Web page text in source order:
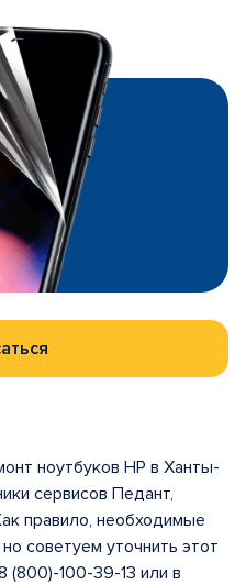
ноутбуков HP в Ханты-
сервисов Педант,
правило, необходимые
советуем уточнить этот
(800)-100-39-13 или в